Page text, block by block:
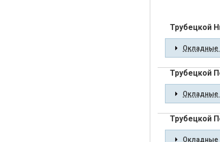
Трубецкой
Окладные
Трубецкой
Окладные
Трубецкой
Окладные